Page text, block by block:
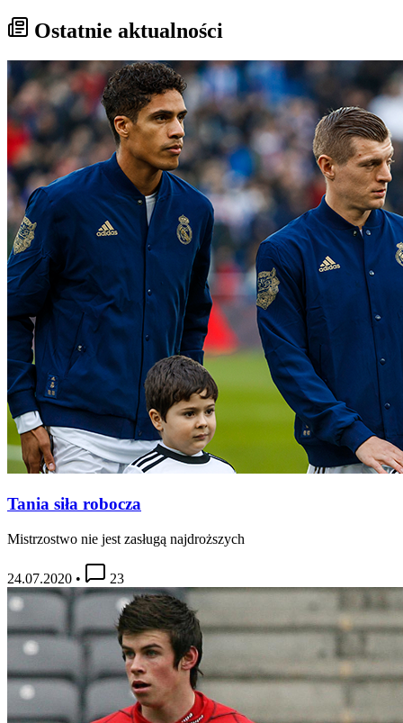
Ostatnie aktualności
Tania siła robocza
Mistrzostwo nie jest zasługą najdroższych
24.07.2020 • 23